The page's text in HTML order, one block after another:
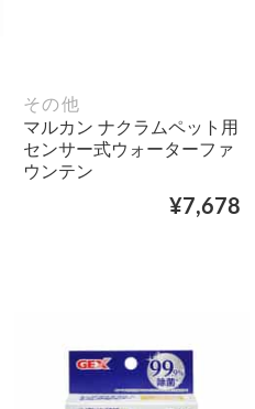
その他
マルカン ナクラムペット用
センサー式ウォーターファ
ウンテン
¥7,678